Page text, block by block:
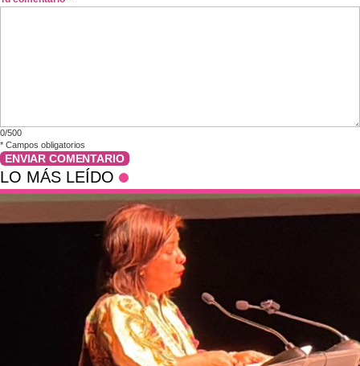
0/500
* Campos obligatorios
ENVIAR COMENTARIO
LO MÁS LEÍDO